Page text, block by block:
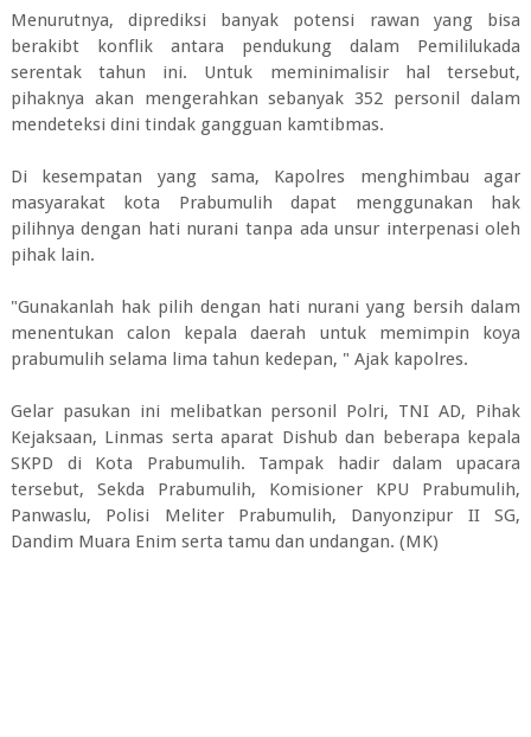
Menurutnya, diprediksi banyak potensi rawan yang bisa
berakibt konflik antara pendukung dalam Pemililukada
serentak tahun ini. Untuk meminimalisir hal tersebut,
pihaknya akan mengerahkan sebanyak 352 personil dalam
mendeteksi dini tindak gangguan kamtibmas.
Di kesempatan yang sama, Kapolres menghimbau agar
masyarakat kota Prabumulih dapat menggunakan hak
pilihnya dengan hati nurani tanpa ada unsur interpenasi oleh
pihak lain.
"Gunakanlah hak pilih dengan hati nurani yang bersih dalam
menentukan calon kepala daerah untuk memimpin koya
prabumulih selama lima tahun kedepan, " Ajak kapolres.
Gelar pasukan ini melibatkan personil Polri, TNI AD, Pihak
Kejaksaan, Linmas serta aparat Dishub dan beberapa kepala
SKPD di Kota Prabumulih. Tampak hadir dalam upacara
tersebut, Sekda Prabumulih, Komisioner KPU Prabumulih,
Panwaslu, Polisi Meliter Prabumulih, Danyonzipur II SG,
Dandim Muara Enim serta tamu dan undangan. (MK)